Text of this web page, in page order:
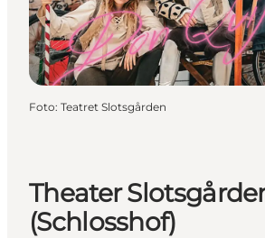
Foto: Teatret Slotsgården
Theater
(Schlosshof)